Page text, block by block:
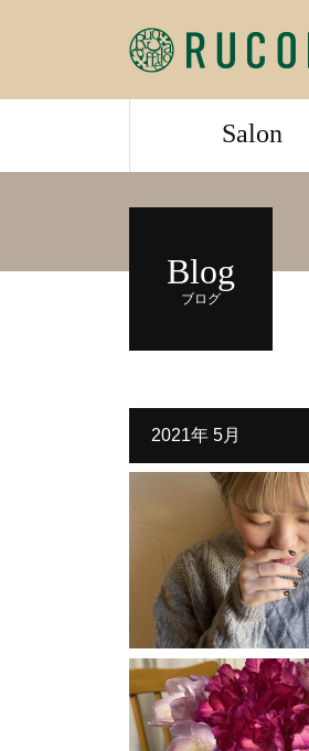
Salon
Blog
ブログ
2021年 5月